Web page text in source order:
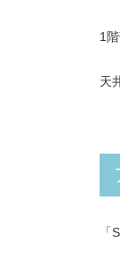
1
天